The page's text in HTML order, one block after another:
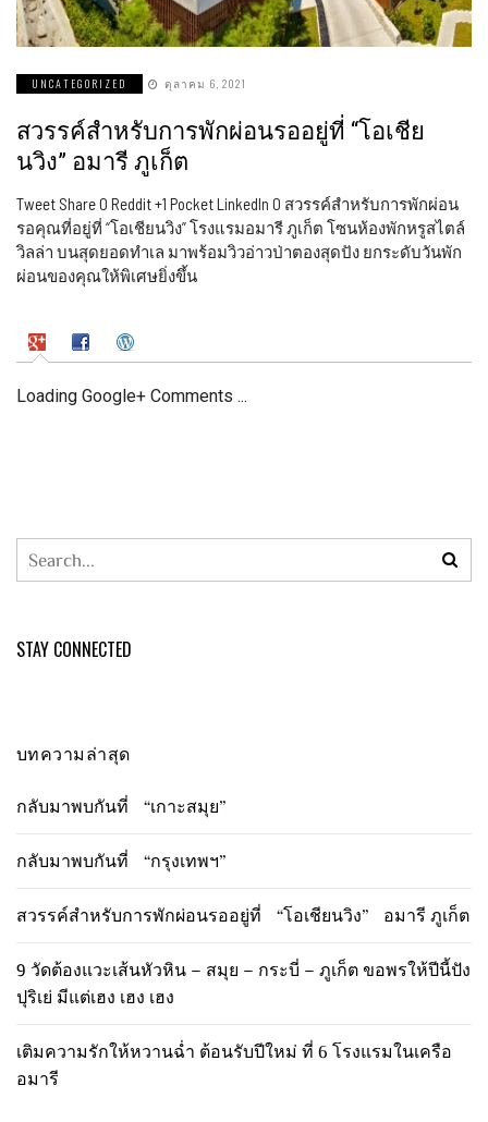
UNCATEGORIZED ตุลาคม 6, 2021
สวรรค์สำหรับการพักผ่อนรออยู่ที่ “โอเชีย
นวิง” อมารี ภูเก็ต
Tweet Share 0 Reddit +1 Pocket LinkedIn 0 สวรรค์สำหรับการพักผ่อน
รอคุณที่อยู่ที่ “โอเชียนวิง” โรงแรมอมารี ภูเก็ต โซนห้องพักหรูสไตล์
วิลล่า บนสุดยอดทำเล มาพร้อมวิวอ่าวป่าตองสุดปัง ยกระดับวันพัก
ผ่อนของคุณให้พิเศษยิ่งขึ้น
Loading Google+ Comments ...
STAY CONNECTED
บทความล่าสุด
กลับมาพบกันที่ “เกาะสมุย”
กลับมาพบกันที่ “กรุงเทพฯ”
สวรรค์สำหรับการพักผ่อนรออยู่ที่ “โอเชียนวิง” อมารี ภูเก็ต
9 วัดต้องแวะเส้นหัวหิน – สมุย – กระบี่ – ภูเก็ต ขอพรให้ปีนี้ปัง
ปุริเย่ มีแต่เฮง เฮง เฮง
เติมความรักให้หวานฉ่ำ ต้อนรับปีใหม่ ที่ 6 โรงแรมในเครือ
อมารี